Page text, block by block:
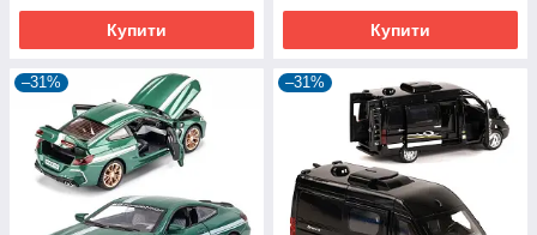
Купити Купити
–31% –31%